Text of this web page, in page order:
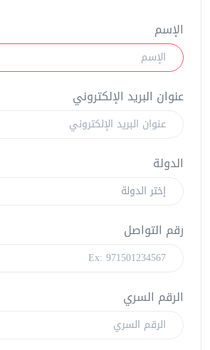
الإسم
عنوان البريد الإلكتروني
الدولة
رقم التواصل
الرقم السري